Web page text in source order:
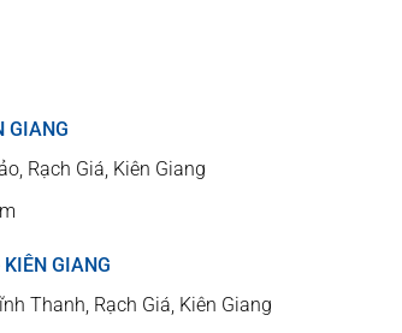
GIANG
Rạch Giá, Kiên Giang
GIANG
Thanh, Rạch Giá, Kiên Giang